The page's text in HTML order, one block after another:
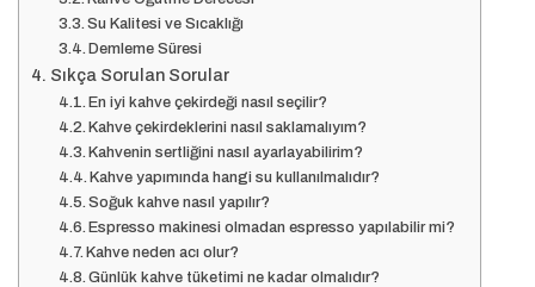
Su Kalitesi ve Sıcaklığı
Demleme Süresi
Sıkça Sorulan Sorular
En iyi kahve çekirdeği nasıl seçilir?
Kahve çekirdeklerini nasıl saklamalıyım?
Kahvenin sertliğini nasıl ayarlayabilirim?
Kahve yapımında hangi su kullanılmalıdır?
Soğuk kahve nasıl yapılır?
Espresso makinesi olmadan espresso yapılabilir mi?
Kahve neden acı olur?
Günlük kahve tüketimi ne kadar olmalıdır?